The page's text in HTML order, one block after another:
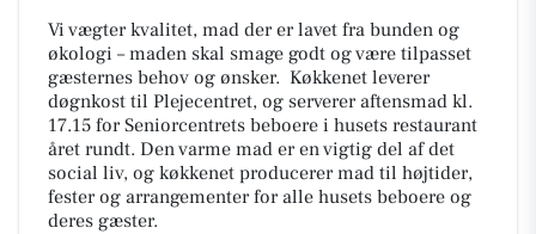
Vi vægter kvalitet, mad der er lavet fra bunden og
økologi – maden skal smage godt og være tilpasset
gæsternes behov og ønsker. Køkkenet leverer
døgnkost til Plejecentret, og serverer aftensmad kl.
17.15 for Seniorcentrets beboere i husets restaurant
året rundt. Den varme mad er en vigtig del af det
social liv, og køkkenet producerer mad til højtider,
fester og arrangementer for alle husets beboere og
deres gæster.